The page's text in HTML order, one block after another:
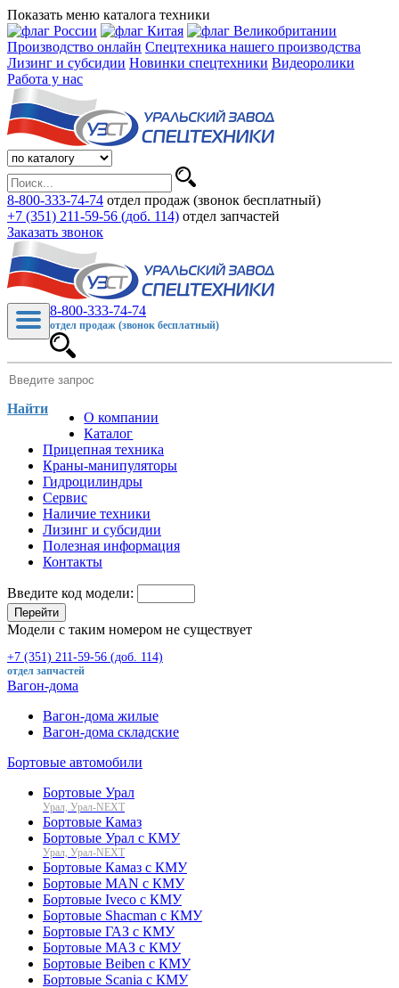
Показать меню каталога техники
Производство онлайн Спецтехника нашего производства
Лизинг и субсидии Новинки спецтехники Видеоролики
Работа у нас
8-800-333-74-74 отдел продаж (звонок бесплатный)
+7 (351) 211-59-56 (доб. 114) отдел запчастей
Заказать звонок
8-800-333-74-74
отдел продаж (звонок бесплатный)
Найти
О компании
Каталог
Прицепная техника
Краны-манипуляторы
Гидроцилиндры
Сервис
Наличие техники
Лизинг и субсидии
Полезная информация
Контакты
Введите код модели:
Перейти
Модели с таким номером не существует
+7 (351) 211-59-56 (доб. 114)
отдел запчастей
Вагон-дома
Вагон-дома жилые
Вагон-дома складские
Бортовые автомобили
Бортовые Урал
Урал, Урал-NEXT
Бортовые Камаз
Бортовые Урал с КМУ
Урал, Урал-NEXT
Бортовые Камаз с КМУ
Бортовые MAN с КМУ
Бортовые Iveco с КМУ
Бортовые Shacman с КМУ
Бортовые ГАЗ с КМУ
Бортовые МАЗ с КМУ
Бортовые Beiben с КМУ
Бортовые Scania с КМУ